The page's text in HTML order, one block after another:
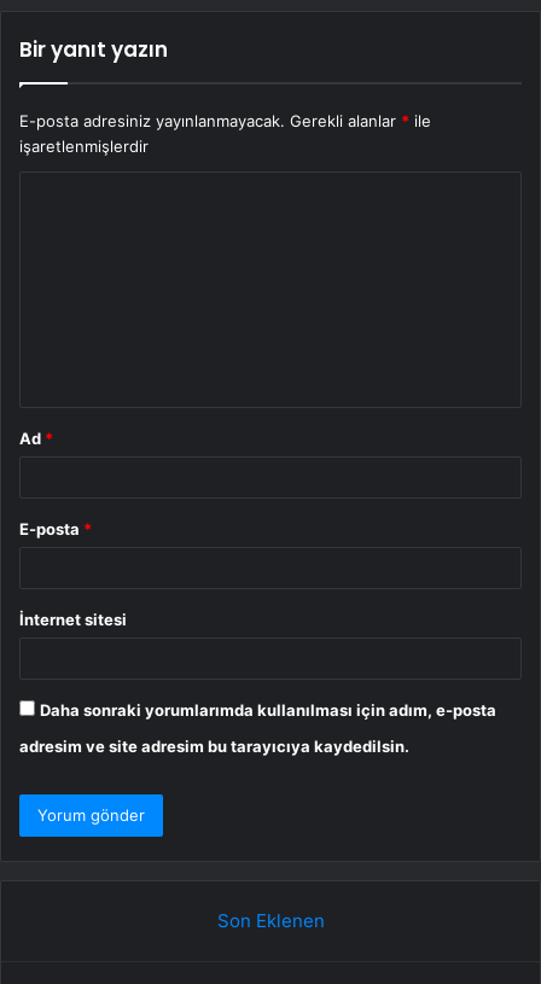
Bir yanıt yazın
E-posta adresiniz yayınlanmayacak. Gerekli alanlar * ile
işaretlenmişlerdir
Ad *
E-posta *
İnternet sitesi
Daha sonraki yorumlarımda kullanılması için adım, e-posta
adresim ve site adresim bu tarayıcıya kaydedilsin.
Son Eklenen